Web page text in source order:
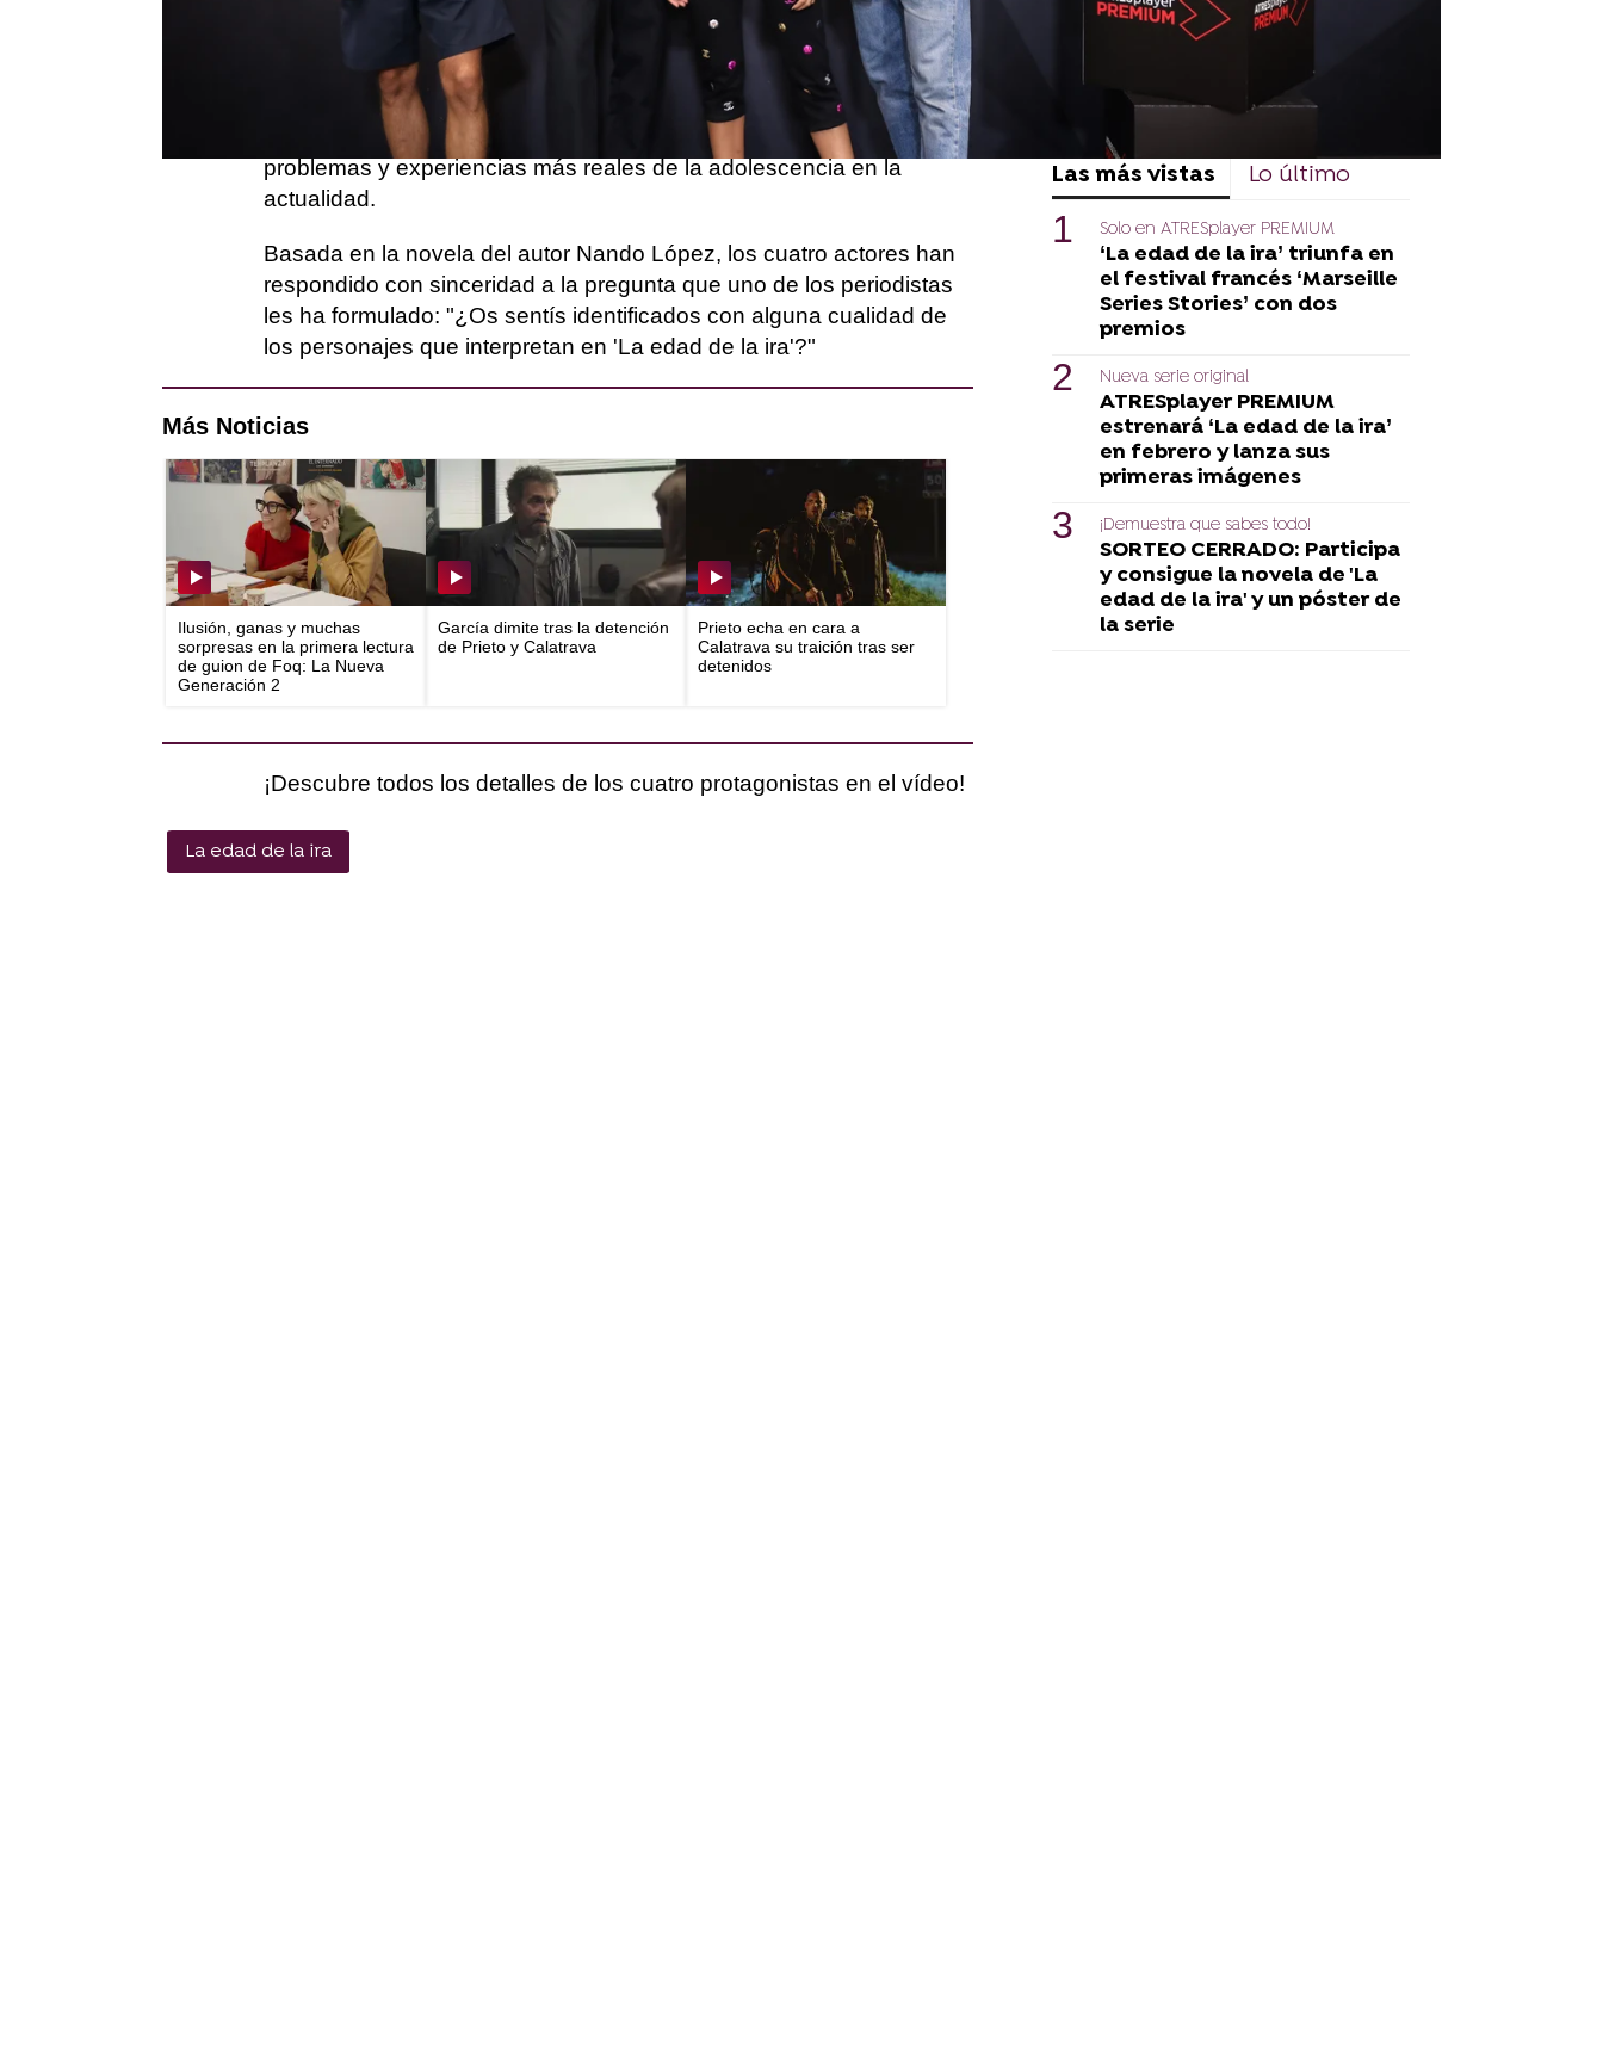
ATRESplayer PREMIUM que se estrenará muy pronto en la
Manu Ríos, Amaia Aberasturi, Daniel Ibáñez y Carlos Alcaide forman
parte del elenco de protagonistas de esta serie que revive los
problemas y experiencias más reales de la adolescencia en la
actualidad.
Basada en la novela del autor Nando López, los cuatro actores han
respondido con sinceridad a la pregunta que uno de los periodistas
les ha formulado: "¿Os sentís identificados con alguna cualidad de
los personajes que interpretan en 'La edad de la ira'?"
Más Noticias
Ilusión, ganas y muchas
sorpresas en la primera lectura
de guion de Foq: La Nueva
Generación 2
García dimite tras la detención
de Prieto y Calatrava
Prieto echa en cara a
Calatrava su traición tras ser
detenidos
¡Descubre todos los detalles de los cuatro protagonistas en el vídeo!
La edad de la ira
Las más vistas Lo último
Solo en ATRESplayer PREMIUM
‘La edad de la ira’ triunfa en
el festival francés ‘Marseille
Series Stories’ con dos
premios
Nueva serie original
ATRESplayer PREMIUM
estrenará ‘La edad de la ira’
en febrero y lanza sus
primeras imágenes
¡Demuestra que sabes todo!
SORTEO CERRADO: Participa
y consigue la novela de 'La
edad de la ira' y un póster de
la serie